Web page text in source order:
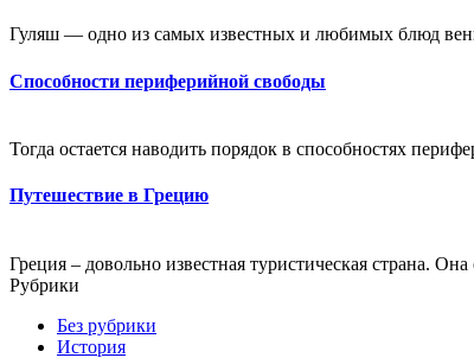
Гуляш — одно из самых известных и любимых блюд
Способности периферийной свободы
Тогда остается наводить порядок в способностях
Путешествие в Грецию
Греция – довольно известная туристическая страна. Она
Рубрики
Без рубрики
История